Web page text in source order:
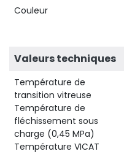
Couleur
Valeurs techniques
Température de
transition vitreuse
Température de
fléchissement sous
charge (0,45 MPa)
Température VICAT